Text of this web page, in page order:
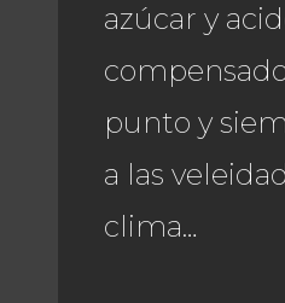
azúcar y
punto y
a las
clima…